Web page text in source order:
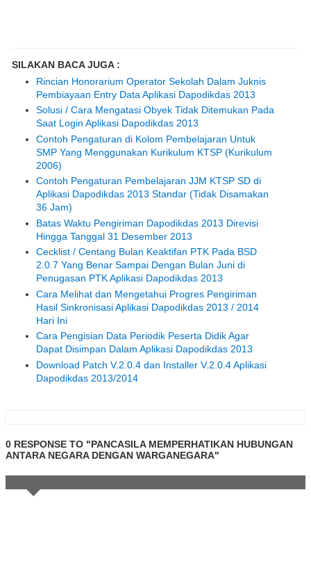
SILAKAN BACA JUGA :
Rincian Honorarium Operator Sekolah Dalam Juknis
Pembiayaan Entry Data Aplikasi Dapodikdas 2013
Solusi / Cara Mengatasi Obyek Tidak Ditemukan Pada
Saat Login Aplikasi Dapodikdas 2013
Contoh Pengaturan di Kolom Pembelajaran Untuk
SMP Yang Menggunakan Kurikulum KTSP (Kurikulum
2006)
Contoh Pengaturan Pembelajaran JJM KTSP SD di
Aplikasi Dapodikdas 2013 Standar (Tidak Disamakan
36 Jam)
Batas Waktu Pengiriman Dapodikdas 2013 Direvisi
Hingga Tanggal 31 Desember 2013
Cecklist / Centang Bulan Keaktifan PTK Pada BSD
2.0.7 Yang Benar Sampai Dengan Bulan Juni di
Penugasan PTK Aplikasi Dapodikdas 2013
Cara Melihat dan Mengetahui Progres Pengiriman
Hasil Sinkronisasi Aplikasi Dapodikdas 2013 / 2014
Hari Ini
Cara Pengisian Data Periodik Peserta Didik Agar
Dapat Disimpan Dalam Aplikasi Dapodikdas 2013
Download Patch V.2.0.4 dan Installer V.2.0.4 Aplikasi
Dapodikdas 2013/2014
0 RESPONSE TO "PANCASILA MEMPERHATIKAN HUBUNGAN
ANTARA NEGARA DENGAN WARGANEGARA"